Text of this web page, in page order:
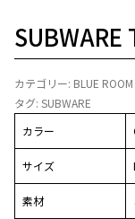
カテゴリー: BLUE
タグ: SUBWARE
カラー
サイズ L
素材